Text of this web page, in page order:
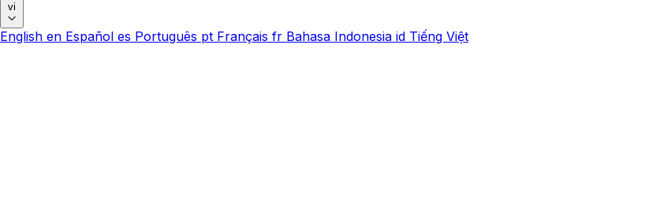
vi
English en Español es Português pt Français fr Bahasa Indonesia id Tiếng Việt